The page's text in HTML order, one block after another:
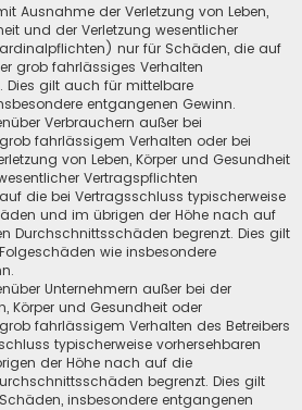
Ausnahme der Verletzung von Leben,
und der Verletzung wesentlicher
nur für Schäden, die auf
grob fahrlässiges Verhalten
Dies gilt auch für mittelbare
entgangenen Gewinn.
Verbrauchern außer bei
fahrlässigem Verhalten oder bei
von Leben, Körper und Gesundheit
Vertragspflichten
die bei Vertragsschluss typischerweise
und im übrigen der Höhe nach auf
Durchschnittsschäden begrenzt. Dies gilt
wie insbesondere
Unternehmern außer bei der
Körper und Gesundheit oder
fahrlässigem Verhalten des Betreibers
typischerweise vorhersehbaren
der Höhe nach auf die
begrenzt. Dies gilt
insbesondere entgangenen